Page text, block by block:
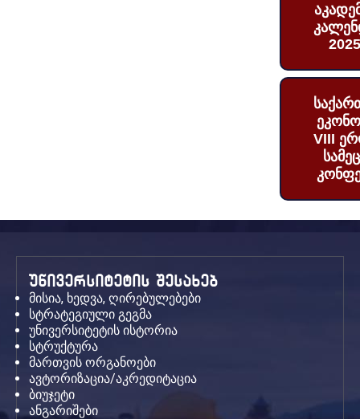
VIII
უნივერსიტეტის შესახებ
მისია, ხედვა, ღირებულებები
სტრატეგიული გეგმა
უნივერსიტეტის ისტორია
სტრუქტურა
მართვის ორგანოები
ავტორიზაცია/აკრედიტაცია
ბიუჯეტი
ანგარიშები